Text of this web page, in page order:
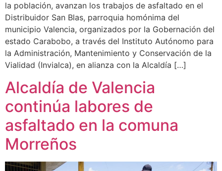
la población, avanzan los trabajos de asfaltado en el
Distribuidor San Blas, parroquia homónima del
municipio Valencia, organizados por la Gobernación del
estado Carabobo, a través del Instituto Autónomo para
la Administración, Mantenimiento y Conservación de la
Vialidad (Invialca), en alianza con la Alcaldía […]
Alcaldía de Valencia
continúa labores de
asfaltado en la comuna
Morreños